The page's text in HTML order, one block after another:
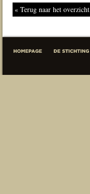
« Terug naar het overzicht